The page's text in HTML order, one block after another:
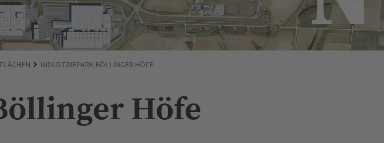
INDUSTRIEPARK BÖLLINGER HÖFE
Höfe